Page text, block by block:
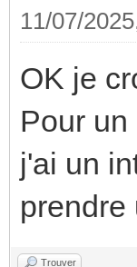
11/07/
OK je
Pour
j'ai un
prendre
Trouver